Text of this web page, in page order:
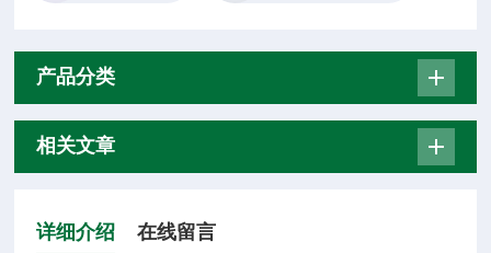
产品分类
相关文章
详细介绍 在线留言